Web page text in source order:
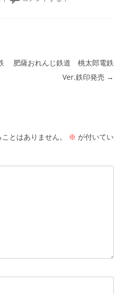
肥薩おれんじ鉄道 桃太郎電鉄
Ver.鉄印発売 →
とはありません。 ※ が付いてい